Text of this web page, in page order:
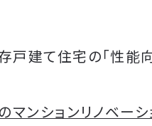
戸建て住宅の「性能
マンションリノベーシ